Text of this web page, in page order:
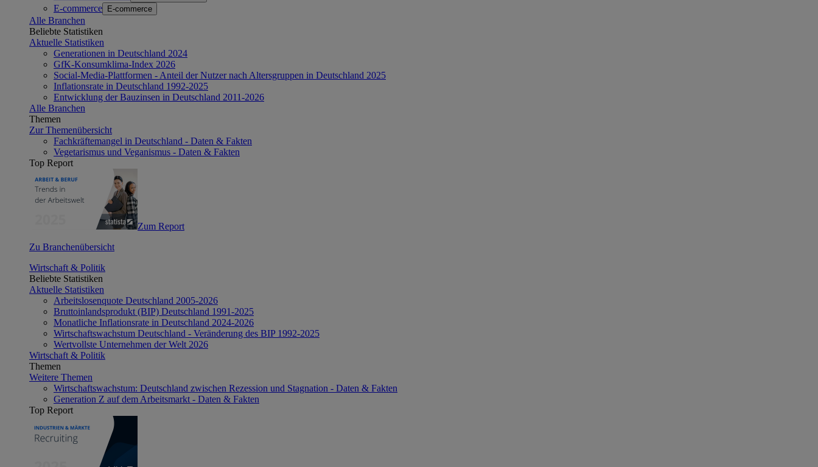
E-commerce E-commerce
Alle Branchen
Beliebte Statistiken
Aktuelle Statistiken
Generationen in Deutschland 2024
GfK-Konsumklima-Index 2026
Social-Media-Plattformen - Anteil der Nutzer nach Altersgruppen in Deutschland 2025
Inflationsrate in Deutschland 1992-2025
Entwicklung der Bauzinsen in Deutschland 2011-2026
Alle Branchen
Themen
Zur Themenübersicht
Fachkräftemangel in Deutschland - Daten & Fakten
Vegetarismus und Veganismus - Daten & Fakten
Top Report
Zum Report
Zu Branchenübersicht
Wirtschaft & Politik
Beliebte Statistiken
Aktuelle Statistiken
Arbeitslosenquote Deutschland 2005-2026
Bruttoinlandsprodukt (BIP) Deutschland 1991-2025
Monatliche Inflationsrate in Deutschland 2024-2026
Wirtschaftswachstum Deutschland - Veränderung des BIP 1992-2025
Wertvollste Unternehmen der Welt 2026
Wirtschaft & Politik
Themen
Weitere Themen
Wirtschaftswachstum: Deutschland zwischen Rezession und Stagnation - Daten & Fakten
Generation Z auf dem Arbeitsmarkt - Daten & Fakten
Top Report